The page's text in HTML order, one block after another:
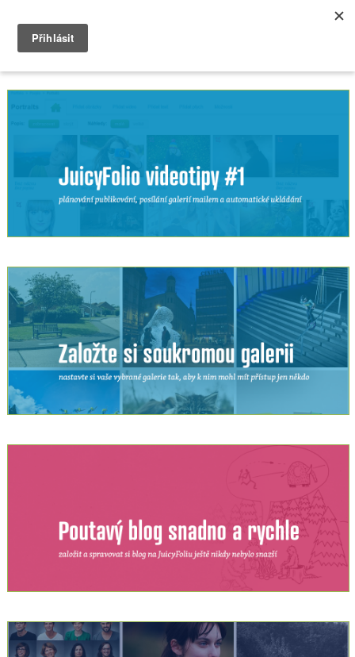
Výpis tagu: